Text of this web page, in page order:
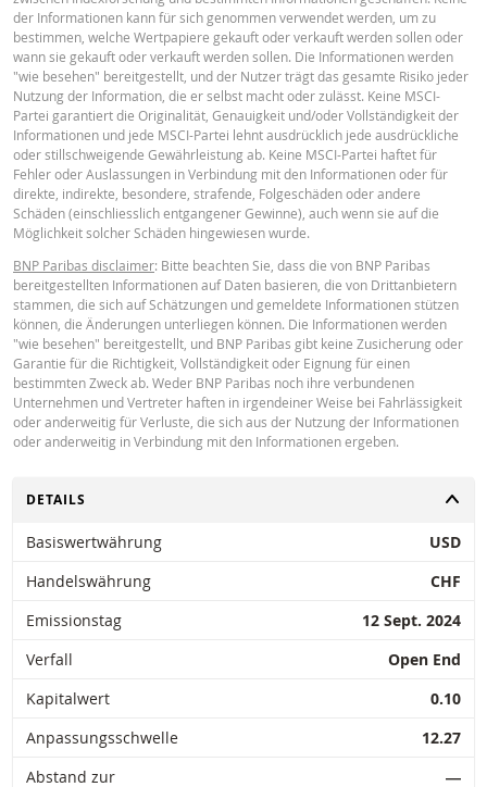
BASISINFORMATIONSBLATT
Key Information Document (DE) PDF
Key Information Document (EN)
Key Information Document (FR)
PREISINFORMATION
Latest Product Quotes CSV
Restrike history xlsx
der Informationen kann für sich genommen verwendet werden, um zu
bestimmen, welche Wertpapiere gekauft oder verkauft werden sollen oder
wann sie gekauft oder verkauft werden sollen. Die Informationen werden
"wie besehen" bereitgestellt, und der Nutzer trägt das gesamte Risiko jeder
Nutzung der Information, die er selbst macht oder zulässt. Keine MSCI-
Partei garantiert die Originalität, Genauigkeit und/oder Vollständigkeit der
Informationen und jede MSCI-Partei lehnt ausdrücklich jede ausdrückliche
oder stillschweigende Gewährleistung ab. Keine MSCI-Partei haftet für
Fehler oder Auslassungen in Verbindung mit den Informationen oder für
direkte, indirekte, besondere, strafende, Folgeschäden oder andere
Schäden (einschliesslich entgangener Gewinne), auch wenn sie auf die
Möglichkeit solcher Schäden hingewiesen wurde.
BNP Paribas disclaimer: Bitte beachten Sie, dass die von BNP Paribas
bereitgestellten Informationen auf Daten basieren, die von Drittanbietern
stammen, die sich auf Schätzungen und gemeldete Informationen stützen
können, die Änderungen unterliegen können. Die Informationen werden
"wie besehen" bereitgestellt, und BNP Paribas gibt keine Zusicherung oder
Garantie für die Richtigkeit, Vollständigkeit oder Eignung für einen
bestimmten Zweck ab. Weder BNP Paribas noch ihre verbundenen
Unternehmen und Vertreter haften in irgendeiner Weise bei Fahrlässigkeit
oder anderweitig für Verluste, die sich aus der Nutzung der Informationen
oder anderweitig in Verbindung mit den Informationen ergeben.
UMSCHALTEN
DETAILS
Basiswertwährung
USD
Handelswährung
CHF
Emissionstag
12 Sept. 2024
Verfall
Open End
Kapitalwert
0.10
Anpassungsschwelle
12.27
Abstand zur
―